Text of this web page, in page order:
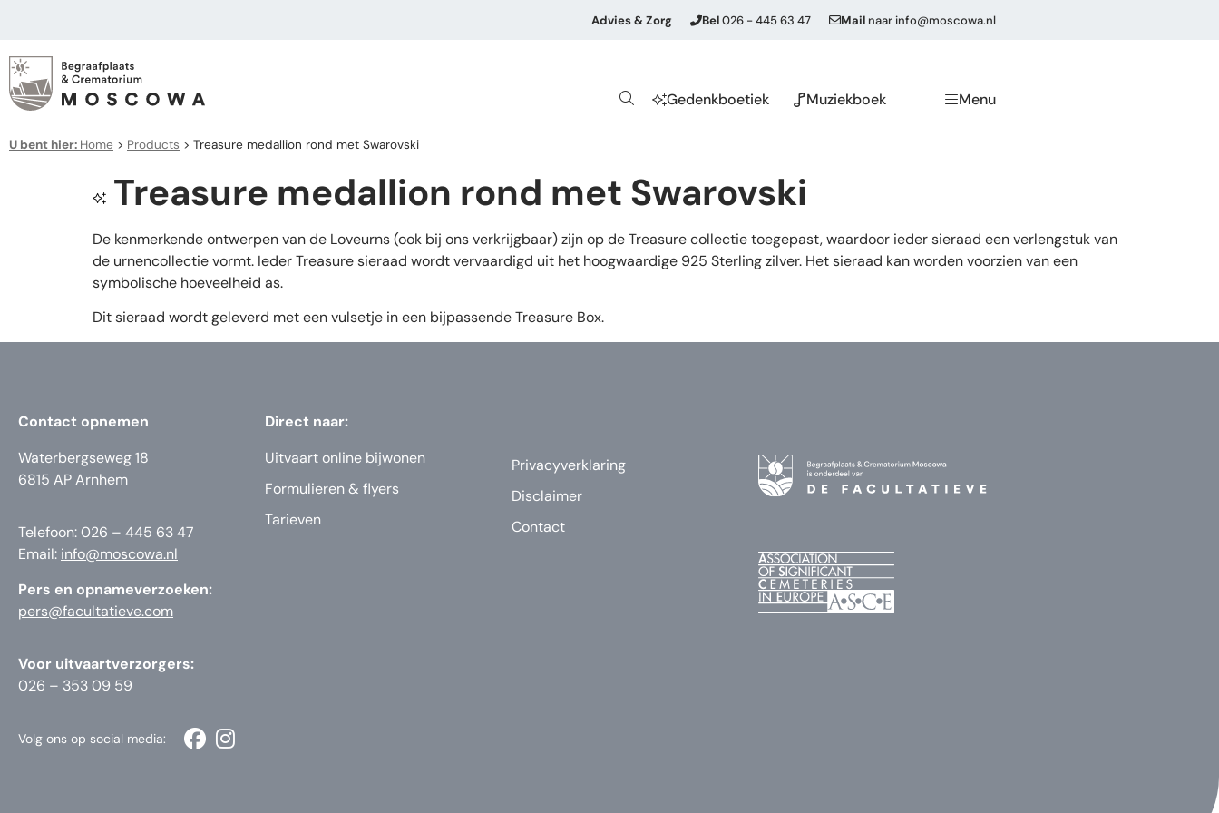
Advies & Zorg Bel026 - 445 63 47 Mail naarinfo@moscowa.nl
Gedenkboetiek Muziekboek Menu
U bent hier: Home > Products > Treasure medallion rond met Swarovski
Treasure medallion rond met Swarovski
De kenmerkende ontwerpen van de Loveurns (ook bij ons verkrijgbaar) zijn op de Treasure collectie toegepast, waardoor ieder sieraad een verlengstuk van
de urnencollectie vormt. Ieder Treasure sieraad wordt vervaardigd uit het hoogwaardige 925 Sterling zilver. Het sieraad kan worden voorzien van een
symbolische hoeveelheid as.
Dit sieraad wordt geleverd met een vulsetje in een bijpassende Treasure Box.
Contact opnemen
Waterbergseweg 18
6815 AP Arnhem
Telefoon: 026 – 445 63 47
Email: info@moscowa.nl
Pers en opnameverzoeken:
pers@facultatieve.com
Voor uitvaartverzorgers:
026 – 353 09 59
Direct naar:
Uitvaart online bijwonen
Formulieren & flyers
Tarieven
Privacyverklaring
Disclaimer
Contact
Volg ons op social media: